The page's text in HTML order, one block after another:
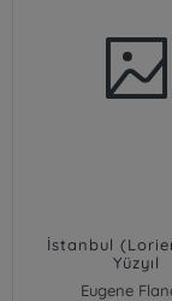
İstanbul
Yüzyıl
Eugene